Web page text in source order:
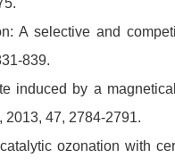
A selective and
839.
induced by a
2013, 47, 2784-2791.
ozonation with